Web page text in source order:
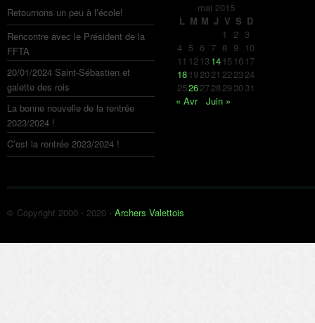
Retournons un peu à l’école!
Rencontre avec le Président de la
FFTA
20/01/2024 Saint-Sébastien et
galette des rois
La bonne nouvelle de la rentrée
2023/2024 !
C’est la rentrée 2023/2024 !
mai 2015
L M M J V S D
1 2 3
4 5 6 7 8 9 10
11 12 13 14 15 16 17
18 192021 222324
25262728293031
« Avr
Juin »
© Copyright 2000 - 2020 - Archers Valettois